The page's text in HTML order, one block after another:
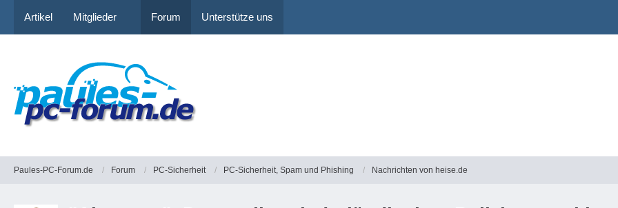
Artikel Mitglieder Forum Unterstütze uns
Paules-PC-Forum.de Forum PC-Sicherheit PC-Sicherheit, Spam und Phishing Nachrichten von heise.de